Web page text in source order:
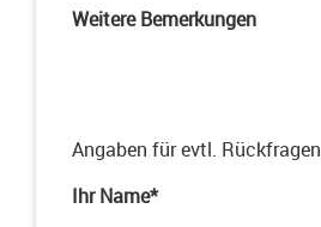
Weitere Bemerkungen
Angaben für evtl. Rückfragen
Ihr Name*